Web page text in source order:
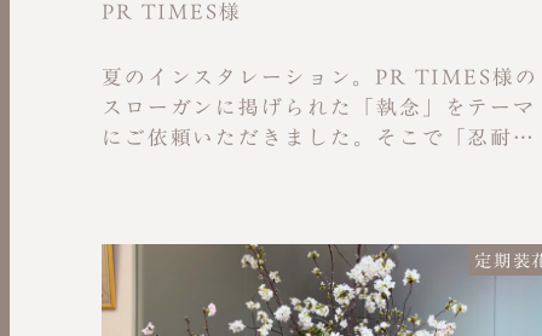
PR TIMES様
夏のインスタレーション。PR TIMES様の
スローガンに掲げられた「執念」をテーマ
にご依頼いただきました。そこで「忍耐」
た。大きな枝とユーカリで笹の葉を装飾
し、短冊に想いを乗せ飾ることができる装
飾も加えました。本案件には、実際に働く
定期装